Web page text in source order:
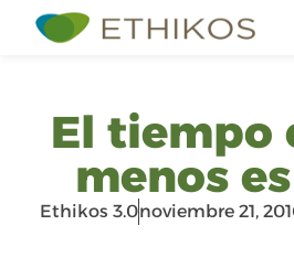
El tiempo
menos
Ethikos 3.0noviembre 21,